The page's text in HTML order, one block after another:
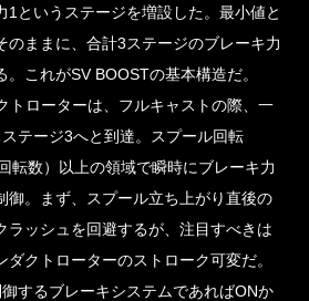
1というステージを増設した。最小値と
のままに、合計3ステージのブレーキ力
これがSV BOOSTの基本構造だ。
トローターは、フルキャストの際、一
テージ3へと到達。スプール回転
数）以上の領域で瞬時にブレーキ力
御。まず、スプール立ち上がり直後の
ラッシュを回避するが、注目すべきは
クトローターのストローク可変だ。
するブレーキシステムであればONか